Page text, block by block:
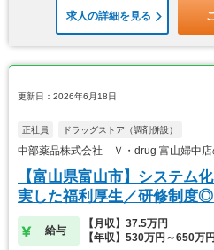
求人の詳細を見る
更新日：2026年6月18日
正社員 ドラッグストア（調剤併設）
中部薬品株式会社 Ｖ・drug 富山婦中店
【富山県富山市】システム
実した福利厚生／研修制度
ン店
給与
【月収】37.5万円
【年収】530万円～650万円